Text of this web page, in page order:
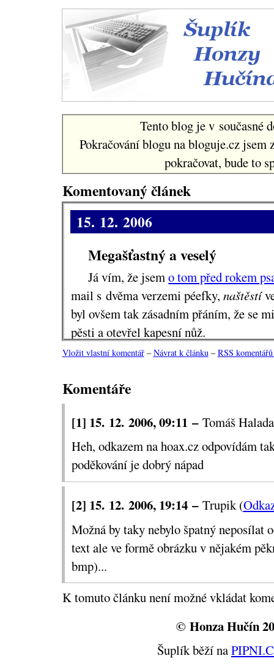
Tento blog je v současné
Pokračování blogu na bloguje.cz jsem
pokračovat, bude to
Komentovaný článek
15. 12. 2006
Megašťastný a veselý
Já vím, že jsemo tom před rokem
mail s dvěma verzemi péefky, naštěstí
byl ovšem tak zásadním přáním, že se
pěsti a otevřel kapesní nůž.
Za rok jsem se stal asertivnějším.
www.hoax.cz
Je čas postoupit a začít upřímně
přání, které přineslo tolik krásně
co mimořádného autor vyfotil či stáhl a
vzpomněl. Přeji Ti krásné Vánoce a
mailové schránky a s dostatečně
Tvých souborů.“
Vložit vlastní komentář–Návrat k článku–RSS
Komentáře
[1] 15. 12. 2006, 09:11 – Tomáš
Heh, odkazem na hoax.cz odpovídám
poděkování je dobrý nápad
[2] 15. 12. 2006, 19:14 – Trupik (
Možná by taky nebylo špatný neposílat
text ale ve formě obrázku v nějakém
bmp)...
K tomuto článku není možné vkládat
© Honza Hučín
Šuplík běží na